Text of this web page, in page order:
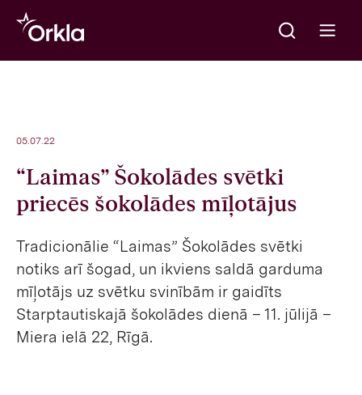
Go to frontpage
Meklēt
05.07.22
“Laimas” Šokolādes svētki
priecēs šokolādes mīļotājus
Tradicionālie “Laimas” Šokolādes svētki
notiks arī šogad, un ikviens saldā garduma
mīļotājs uz svētku svinībām ir gaidīts
Starptautiskajā šokolādes dienā – 11. jūlijā –
Miera ielā 22, Rīgā.